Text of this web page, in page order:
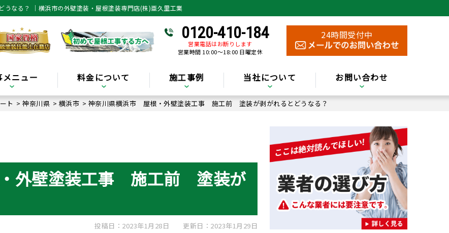
る？ ｜横浜市の外壁塗装・屋根塗装専門店(株)亜久里工業
0120-410-184
営業電話はお断りします
営業時間 10:00～18:00 日曜定休
24時間受付中
メニュー 料金について 施工事例 当社について お問い合わせ
ト > 神奈川県 > 横浜市 > 神奈川県横浜市 屋根・外壁塗装工事 施工前 塗装が剥がれるとどうなる？
外壁塗装工事 施工前 塗装が
投稿日：2023年1月28日 更新日：2023年1月29日